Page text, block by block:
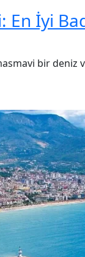
En İyi
bir deniz